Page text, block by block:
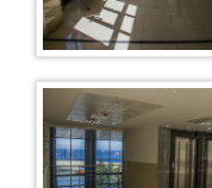
2. Aile Mahkemesi
İş Mahkemeleri
1. İş Mahkemesi
2. İş Mahkemesi
3. İş Mahkemesi
4. İş Mahkemesi